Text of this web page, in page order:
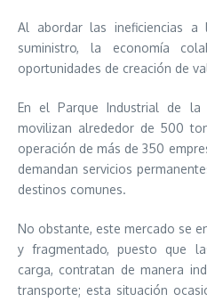
Al abordar las ineficiencias
suministro, la economía
oportunidades de creación de
En el Parque Industrial de la
movilizan alrededor de 500
operación de más de 350
demandan servicios
destinos comunes.
No obstante, este mercado se
y fragmentado, puesto que
carga, contratan de manera
transporte; esta situación